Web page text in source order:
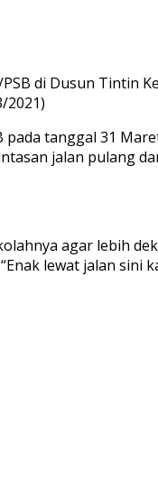
di Dusun Tintin
2021)
tanggal 31
jalan pulang
agar lebih
lewat jalan sini